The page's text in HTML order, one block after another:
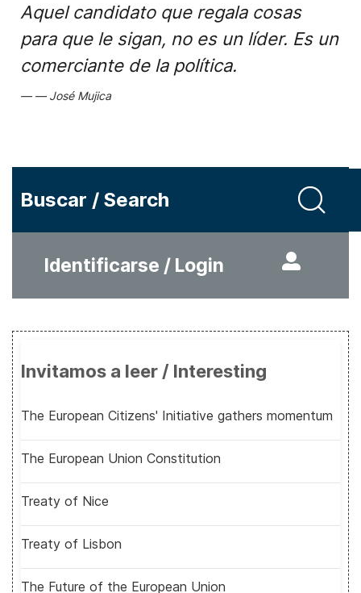
Aquel candidato que regala cosas
para que le sigan, no es un líder. Es un
comerciante de la política.
José Mujica
Buscar / Search
Identificarse / Login
Invitamos a leer / Interesting
The European Citizens' Initiative gathers momentum
The European Union Constitution
Treaty of Nice
Treaty of Lisbon
The Future of the European Union